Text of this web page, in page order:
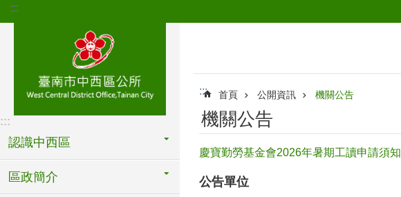
跳到主要內容區塊
:::
:::
認識中西區
區政簡介
::: 首頁 公開資訊 機關公告
機關公告
慶寶勤勞基金會2026年暑期工讀申請須知
公告單位